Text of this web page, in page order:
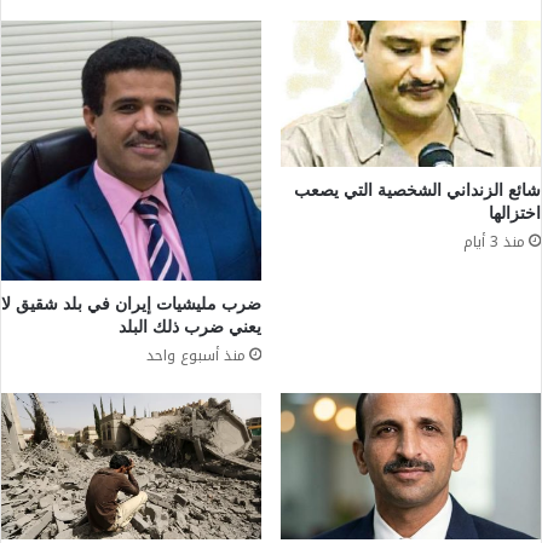
شائع الزنداني الشخصية التي يصعب
اختزالها
منذ 3 أيام
ضرب مليشيات إيران في بلد شقيق لا
يعني ضرب ذلك البلد
منذ أسبوع واحد